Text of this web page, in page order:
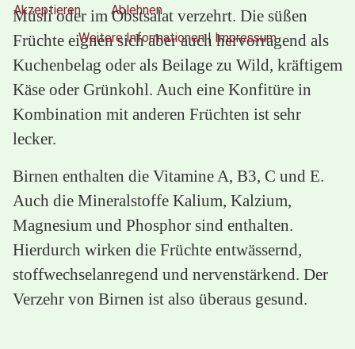
Müsli oder im Obstsalat verzehrt. Die süßen
Früchte eignen sich aber auch hervorragend als
Kuchenbelag oder als Beilage zu Wild, kräftigem
Käse oder Grünkohl. Auch eine Konfitüre in
Kombination mit anderen Früchten ist sehr
lecker.
Birnen enthalten die Vitamine A, B3, C und E.
Auch die Mineralstoffe Kalium, Kalzium,
Magnesium und Phosphor sind enthalten.
Hierdurch wirken die Früchte entwässernd,
stoffwechselanregend und nervenstärkend. Der
Verzehr von Birnen ist also überaus gesund.
Akzeptieren
Ablehnen
Weitere Informationen| Impressum